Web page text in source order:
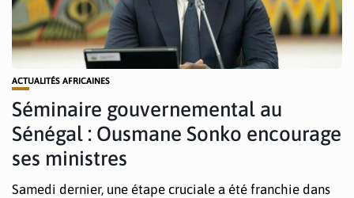
ACTUALITÉS AFRICAINES
Séminaire gouvernemental au
Sénégal : Ousmane Sonko encourage
ses ministres
Samedi dernier, une étape cruciale a été franchie dans